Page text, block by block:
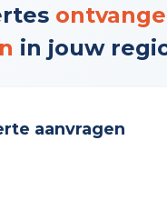
in jouw
aanvragen